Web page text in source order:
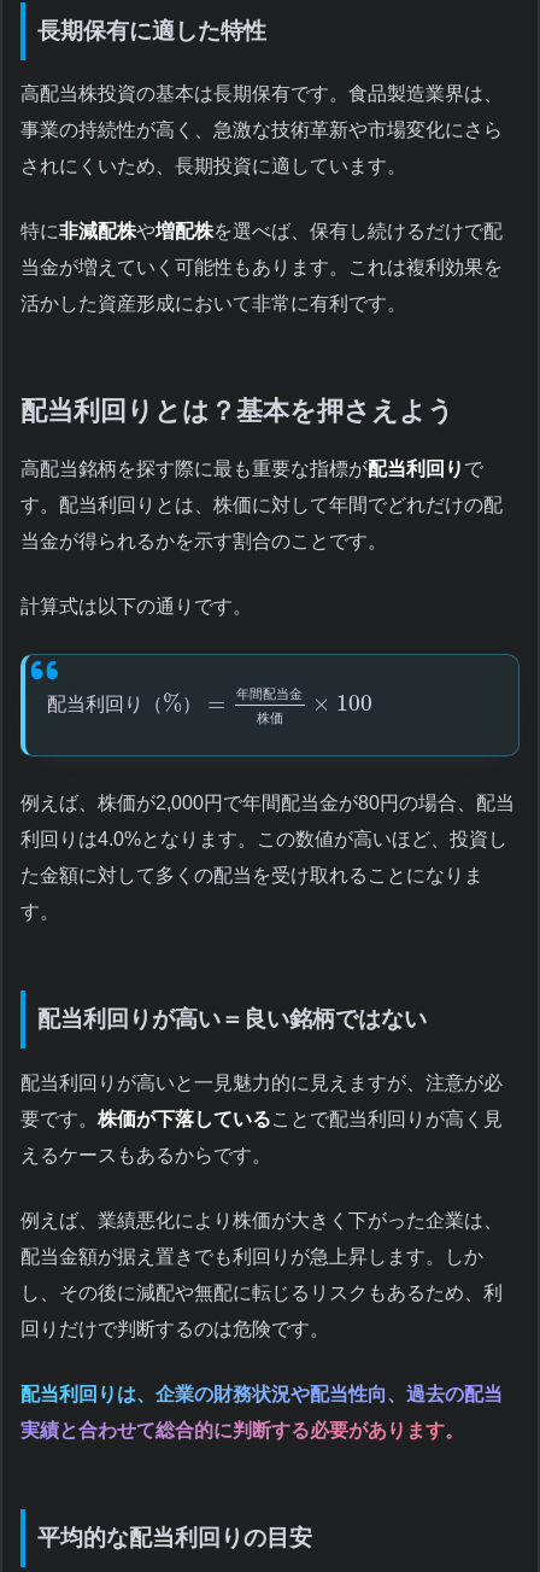
長期保有に適した特性
高配当株投資の基本は長期保有です。食品製造業界は、
事業の持続性が高く、急激な技術革新や市場変化にさら
されにくいため、長期投資に適しています。
特に非減配株や増配株を選べば、保有し続けるだけで配
当金が増えていく可能性もあります。これは複利効果を
活かした資産形成において非常に有利です。
配当利回りとは？基本を押さえよう
高配当銘柄を探す際に最も重要な指標が配当利回り で
す。配当利回りとは、株価に対して年間でどれだけの配
当金が得られるかを示す割合のことです。
計算式は以下の通りです。
配当利 回 り （%） = 年間配当金
株価
× 100
例えば、株価が2,000円で年間配当金が80円の場合、配当
利回りは4.0%となります。この数値が高いほど、投資し
た金額に対して多くの配当を受け取れることになりま
す。
配当利回りが高い＝良い銘柄ではない
配当利回りが高いと一見魅力的に見えますが、注意が必
要です。 株価が下落していることで配当利回りが高く見
えるケースもあるからです。
例えば、業績悪化により株価が大きく下がった企業は、
配当金額が据え置きでも利回りが急上昇します。しか
し、その後に減配や無配に転じるリスクもあるため、利
回りだけで判断するのは危険です。
配当利回りは、企業の財務状況や配当性向、過去の配当
実績と合わせて総合的に判断する必要があります。
平均的な配当利回りの目安